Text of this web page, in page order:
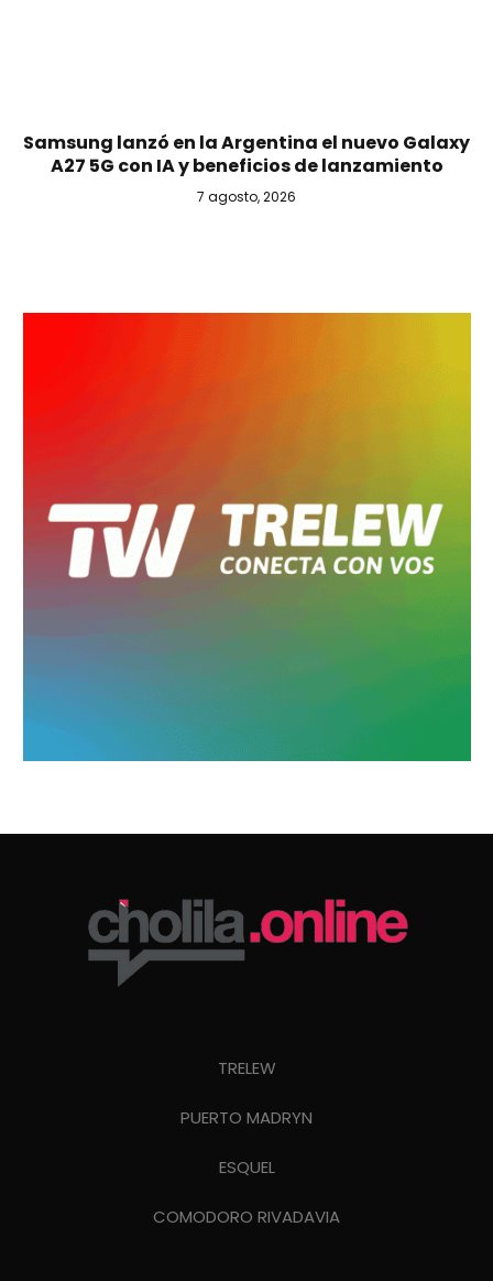
Samsung lanzó en la Argentina el nuevo Galaxy
A27 5G con IA y beneficios de lanzamiento
7 agosto, 2026
TRELEW
PUERTO MADRYN
ESQUEL
COMODORO RIVADAVIA